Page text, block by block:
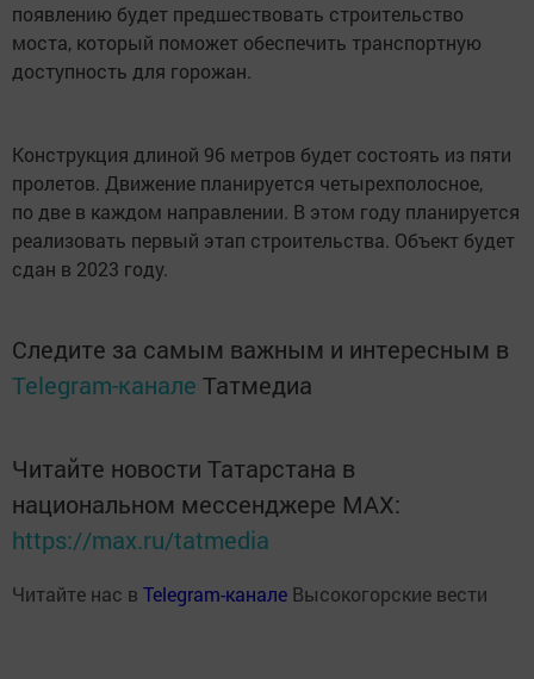
появлению будет предшествовать строительство
моста, который поможет обеспечить транспортную
доступность для горожан.
Конструкция длиной 96 метров будет состоять из пяти
пролетов. Движение планируется четырехполосное,
по две в каждом направлении. В этом году планируется
реализовать первый этап строительства. Объект будет
сдан в 2023 году.
Следите за самым важным и интересным в
Telegram-канале Татмедиа
Читайте новости Татарстана в
национальном мессенджере MАХ:
https://max.ru/tatmedia
Читайте нас в Telegram-канале Высокогорские вести